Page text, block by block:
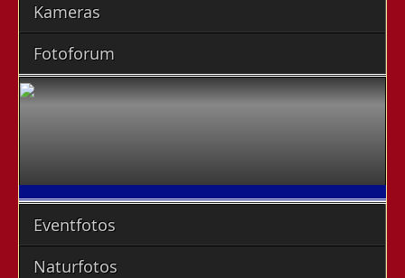
Kameras
Fotoforum
Eventfotos
Naturfotos